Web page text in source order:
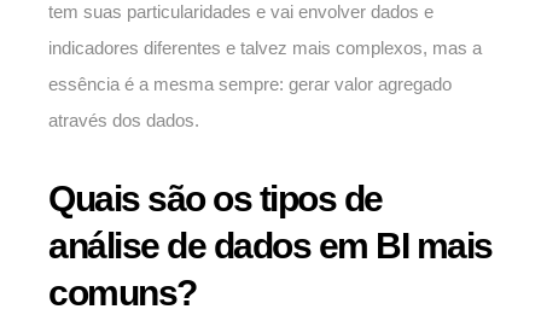
tem suas particularidades e vai envolver dados e
indicadores diferentes e talvez mais complexos, mas a
essência é a mesma sempre: gerar valor agregado
através dos dados.
Quais são os tipos de
análise de dados em BI mais
comuns?